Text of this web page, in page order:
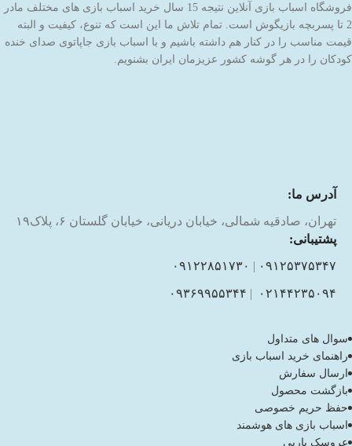
فروشگاه اسباب بازی آنلاین نتیجه 15 سال خرید اسباب بازی های مختلف مادر
2 تا پسربچه بازیگوش است. تمام تلاش ما این است که تنوع، کیفیت و البته
قیمت مناسب را در کنار هم داشته باشیم و با اسباب بازی جاپاتوی صدای خنده
کودکان را در هر گوشه کشور عزیزمان ایران بشنویم.
آدرس ما:
تهران، صادقیه شمالی، خیابان دریانی، خیابان گلستان ۶، پلاک۱۹
پشتیبانی:
۰۹۱۲۵۳۷۵۳۴۷ | ۰۹۱۲۲۸۵۱۷۳۰
۰۲۱۴۴۲۳۵۰۹۴ | ۰۹۳۶۹۹۵۵۳۴۴
سوال های متداول
راهنمای خرید اسباب بازی
ارسال سفارش
بازگشت محصول
حفظ حریم خصوصی
اسباب بازی های هوشمند
عروسک باربی